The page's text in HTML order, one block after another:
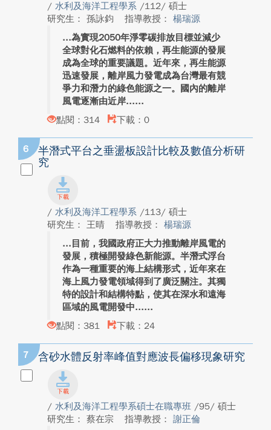
/ 水利及海洋工程學系 /112/ 碩士
研究生： 孫詠鈞
指導教授： 楊瑞源
為實現2050年淨零碳排放目標並減少
全球對化石燃料的依賴，再生能源的發展
成為全球的重要議題。近年來，再生能源
迅速發展，離岸風力發電成為台灣最有競
爭力和潛力的綠色能源之一。國內的離岸
風電逐漸由近岸...
點閱：314
下載：0
6
半潛式平台之垂盪板設計比較及數值分析研
究
/ 水利及海洋工程學系 /113/ 碩士
研究生： 王晴
指導教授： 楊瑞源
目前，我國政府正大力推動離岸風電的
發展，積極開發綠色新能源。半潛式浮台
作為一種重要的海上結構形式，近年來在
海上風力發電領域得到了廣泛關注。其獨
特的設計和結構特點，使其在深水和遠海
區域的風電開發中...
點閱：381
下載：24
7 含砂水體反射率峰值對應波長偏移現象研究
/ 水利及海洋工程學系碩士在職專班 /95/ 碩士
研究生： 蔡在宗
指導教授： 謝正倫